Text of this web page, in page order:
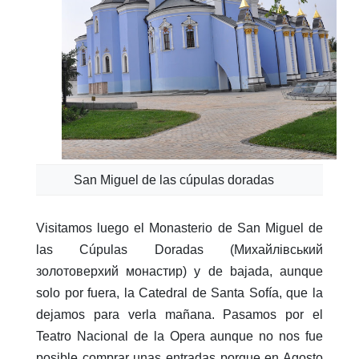
San Miguel de las cúpulas doradas
Visitamos luego el Monasterio de San Miguel de
las Cúpulas Doradas (Михайлівський
золотоверхий монастир) y de bajada, aunque
solo por fuera, la Catedral de Santa Sofía, que la
dejamos para verla mañana. Pasamos por el
Teatro Nacional de la Opera aunque no nos fue